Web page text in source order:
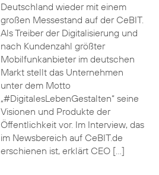
Deutschland wieder mit einem
großen Messestand auf der CeBIT.
Als Treiber der Digitalisierung und
nach Kundenzahl größter
Mobilfunkanbieter im deutschen
Markt stellt das Unternehmen
unter dem Motto
„#DigitalesLebenGestalten“ seine
Visionen und Produkte der
Öffentlichkeit vor. Im Interview, das
im Newsbereich auf CeBIT.de
erschienen ist, erklärt CEO […]